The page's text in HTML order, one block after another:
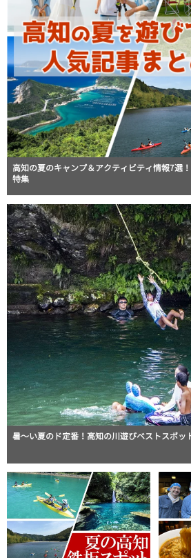
高知の夏のキャンプ＆アクティビティ情報7選
特集
暑～い夏のド定番！高知の川遊びベストスポッ